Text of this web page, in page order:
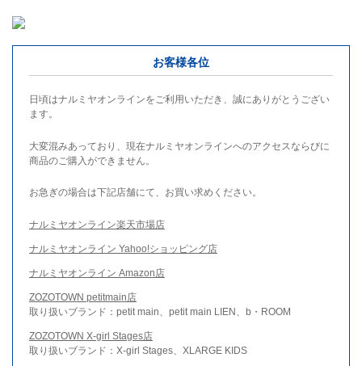
お客様各位
日頃はナルミヤオンラインをご利用いただき、誠にありがとうござい
ます。
大変混みあっており、現在ナルミヤオンラインへのアクセスならびに
商品のご購入ができません。
お急ぎの場合は下記店舗にて、お買い求めください。
ナルミヤオンライン楽天市場店
ナルミヤオンライン Yahoo!ショッピング店
ナルミヤオンライン Amazon店
ZOZOTOWN petitmain店
取り扱いブランド：petit main、petit main LIEN、b・ROOM
ZOZOTOWN X-girl Stages店
取り扱いブランド：X-girl Stages、XLARGE KIDS